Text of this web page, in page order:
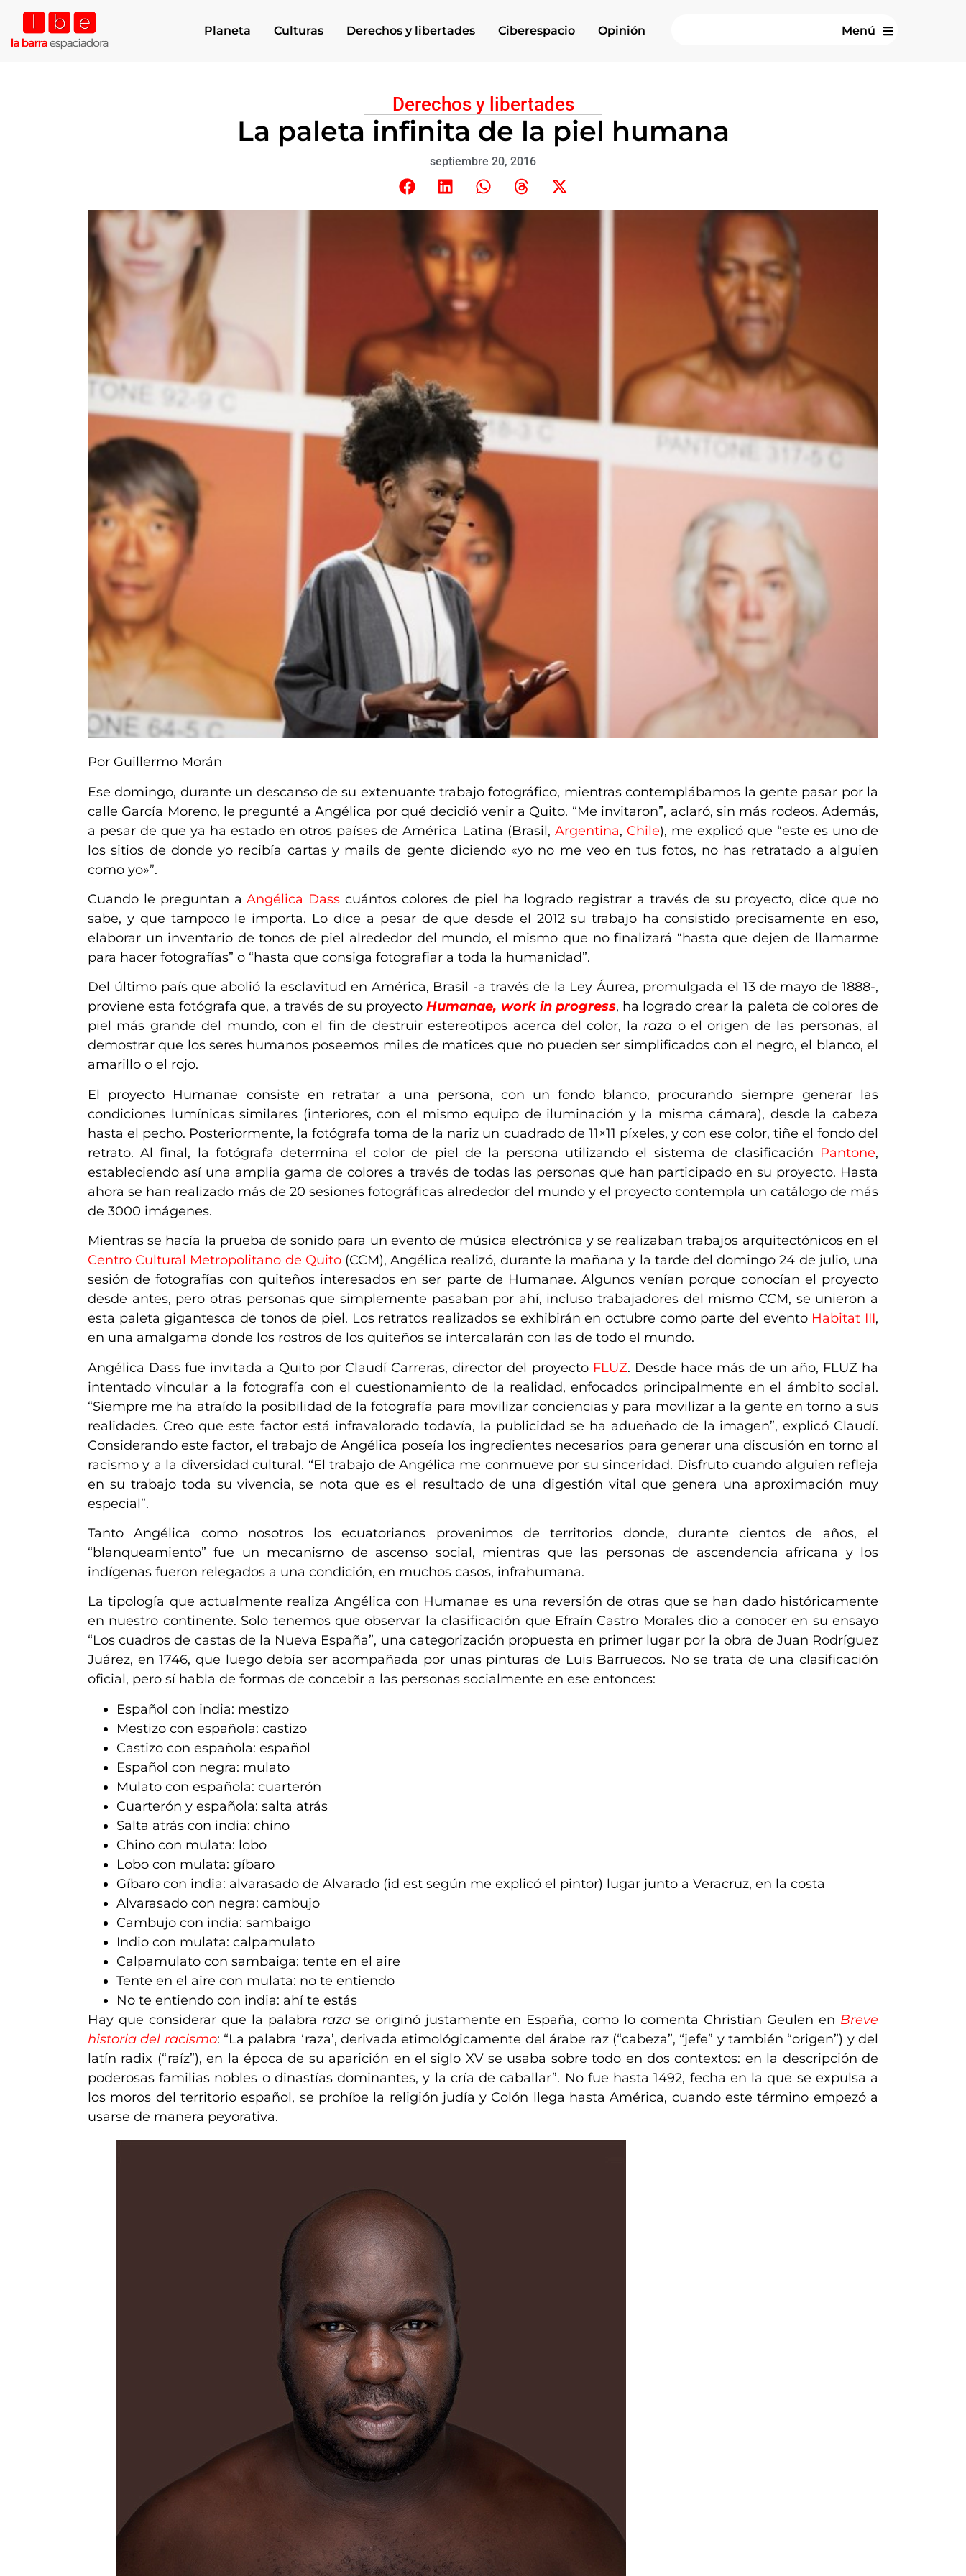
Planeta Culturas Derechos y libertades Ciberespacio Opinión Menú
Derechos y libertades
La paleta infinita de la piel humana
septiembre 20, 2016
Por Guillermo Morán
Ese domingo, durante un descanso de su extenuante trabajo fotográfico, mientras contemplábamos la gente pasar por la
calle García Moreno, le pregunté a Angélica por qué decidió venir a Quito. “Me invitaron”, aclaró, sin más rodeos. Además,
a pesar de que ya ha estado en otros países de América Latina (Brasil, Argentina, Chile), me explicó que “este es uno de
los sitios de donde yo recibía cartas y mails de gente diciendo «yo no me veo en tus fotos, no has retratado a alguien
como yo»”.
Cuando le preguntan aAngélica Dass cuántos colores de piel ha logrado registrar a través de su proyecto, dice que no
sabe, y que tampoco le importa. Lo dice a pesar de quedesde el 2012 su trabajo ha consistido precisamente en eso,
elaborar un inventario de tonos de piel alrededor del mundo, el mismo que no finalizará “hasta que dejen de llamarme
para hacer fotografías” o “hasta que consiga fotografiar a toda la humanidad”.
Del último país que abolió la esclavitud en América, Brasil -a través de la Ley Áurea, promulgada el 13 de mayo de 1888-,
proviene esta fotógrafa que, a través de su proyecto Humanae, work in progress, ha logrado crear la paleta de colores de
piel más grande del mundo, con el fin de destruir estereotipos acerca del color, la raza o el origen de las personas, al
demostrar que los seres humanos poseemos miles de matices que no pueden ser simplificados con el negro, el blanco, el
amarillo o el rojo.
El proyecto Humanae consiste en retratar a una persona, con un fondo blanco, procurando siempre generar las
condiciones lumínicas similares (interiores, con el mismo equipo de iluminación y la misma cámara), desde la cabeza
hasta el pecho. Posteriormente, la fotógrafa toma de la nariz un cuadrado de 11×11 píxeles, y con ese color, tiñe el fondo del
retrato.Al final, la fotógrafa determina el color de piel de la persona utilizando el sistema de clasificación Pantone,
estableciendo así una amplia gama de colores a través de todas las personas que han participado en su proyecto. Hasta
ahora se han realizado más de 20 sesiones fotográficas alrededor del mundo y el proyecto contempla un catálogo de más
de 3000 imágenes.
Mientras se hacía la prueba de sonido para un evento de música electrónica y se realizaban trabajos arquitectónicos en el
Centro Cultural Metropolitano de Quito(CCM),Angélica realizó, durante la mañana y la tarde del domingo 24 de julio, una
sesión de fotografías con quiteños interesados en ser parte de Humanae. Algunos venían porque conocían el proyecto
desde antes, pero otras personas que simplemente pasaban por ahí, incluso trabajadores del mismo CCM, se unieron a
esta paleta gigantesca de tonos de piel. Los retratos realizados se exhibirán en octubre como parte del evento Habitat III,
en una amalgama donde los rostros de los quiteños se intercalarán con las de todo el mundo.
Angélica Dass fue invitada a Quito por Claudí Carreras, director del proyecto FLUZ. Desde hace más de un año, FLUZ ha
intentado vincular a la fotografía con el cuestionamiento de la realidad, enfocados principalmente en el ámbito social.
“Siempre me ha atraído la posibilidad de la fotografía para movilizar conciencias y para movilizar a la gente en torno a sus
realidades. Creo que este factor está infravalorado todavía, la publicidad se ha adueñado de la imagen”, explicó Claudí.
Considerando este factor, el trabajo de Angélica poseía los ingredientes necesarios para generar una discusión en torno al
racismo y a la diversidad cultural. “El trabajo de Angélica me conmueve por su sinceridad. Disfruto cuando alguien refleja
en su trabajo toda su vivencia, se nota que es el resultado de una digestión vital que genera una aproximación muy
especial”.
Tanto Angélica como nosotros los ecuatorianos provenimos de territorios donde, durante cientos de años, el
“blanqueamiento” fue un mecanismo de ascenso social, mientras que las personas de ascendencia africana y los
indígenas fueron relegados a una condición, en muchos casos, infrahumana.
La tipología que actualmente realiza Angélica con Humanae es una reversión de otras que se han dado históricamente
en nuestro continente. Solo tenemos que observar la clasificación que Efraín Castro Morales dio a conocer en su ensayo
“Los cuadros de castas de la Nueva España”, una categorización propuesta en primer lugar por la obra de Juan Rodríguez
Juárez, en 1746, que luego debía ser acompañada por unas pinturas de Luis Barruecos. No se trata de una clasificación
oficial, pero sí habla de formas de concebir a las personas socialmente en ese entonces:
Español con india: mestizo
Mestizo con española: castizo
Castizo con española: español
Español con negra: mulato
Mulato con española: cuarterón
Cuarterón y española: salta atrás
Salta atrás con india: chino
Chino con mulata: lobo
Lobo con mulata: gíbaro
Gíbaro con india: alvarasado de Alvarado (id est según me explicó el pintor) lugar junto a Veracruz, en la costa
Alvarasado con negra: cambujo
Cambujo con india: sambaigo
Indio con mulata: calpamulato
Calpamulato con sambaiga: tente en el aire
Tente en el aire con mulata: no te entiendo
No te entiendo con india: ahí te estás
Hay que considerar que la palabra razase originó justamente en España, como lo comenta Christian Geulen en Breve
historia del racismo: “La palabra ‘raza’, derivada etimológicamente del árabe raz (“cabeza”, “jefe” y también “origen”) y del
latín radix (“raíz”), en la época de su aparición en el siglo XV se usaba sobre todo en dos contextos: en la descripción de
poderosas familias nobles o dinastías dominantes, y la cría de caballar”. No fue hasta 1492, fecha en la que se expulsa a
los moros del territorio español, se prohíbe la religión judía y Colón llega hasta América, cuando este término empezó a
usarse de manera peyorativa.